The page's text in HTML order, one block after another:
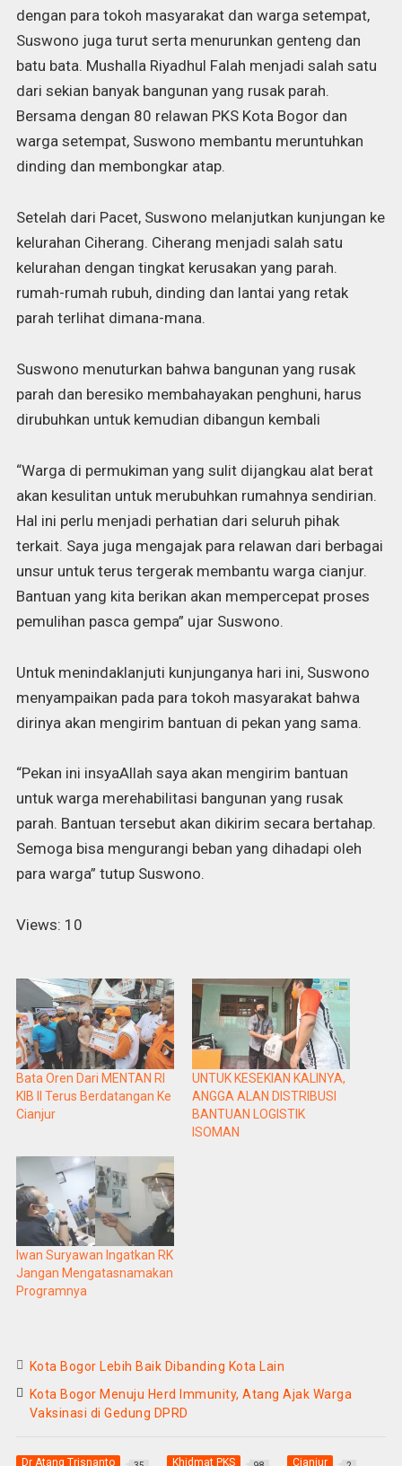
dengan para tokoh masyarakat dan warga setempat,
Suswono juga turut serta menurunkan genteng dan
batu bata. Mushalla Riyadhul Falah menjadi salah satu
dari sekian banyak bangunan yang rusak parah.
Bersama dengan 80 relawan PKS Kota Bogor dan
warga setempat, Suswono membantu meruntuhkan
dinding dan membongkar atap.
Setelah dari Pacet, Suswono melanjutkan kunjungan ke
kelurahan Ciherang. Ciherang menjadi salah satu
kelurahan dengan tingkat kerusakan yang parah.
rumah-rumah rubuh, dinding dan lantai yang retak
parah terlihat dimana-mana.
Suswono menuturkan bahwa bangunan yang rusak
parah dan beresiko membahayakan penghuni, harus
dirubuhkan untuk kemudian dibangun kembali
“Warga di permukiman yang sulit dijangkau alat berat
akan kesulitan untuk merubuhkan rumahnya sendirian.
Hal ini perlu menjadi perhatian dari seluruh pihak
terkait. Saya juga mengajak para relawan dari berbagai
unsur untuk terus tergerak membantu warga cianjur.
Bantuan yang kita berikan akan mempercepat proses
pemulihan pasca gempa” ujar Suswono.
Untuk menindaklanjuti kunjunganya hari ini, Suswono
menyampaikan pada para tokoh masyarakat bahwa
dirinya akan mengirim bantuan di pekan yang sama.
“Pekan ini insyaAllah saya akan mengirim bantuan
untuk warga merehabilitasi bangunan yang rusak
parah. Bantuan tersebut akan dikirim secara bertahap.
Semoga bisa mengurangi beban yang dihadapi oleh
para warga” tutup Suswono.
Views: 10
Bata Oren Dari MENTAN RI
KIB II Terus Berdatangan Ke
Cianjur
UNTUK KESEKIAN KALINYA,
ANGGA ALAN DISTRIBUSI
BANTUAN LOGISTIK
ISOMAN
Iwan Suryawan Ingatkan RK
Jangan Mengatasnamakan
Programnya
Kota Bogor Lebih Baik Dibanding Kota Lain
Kota Bogor Menuju Herd Immunity, Atang Ajak Warga
Vaksinasi di Gedung DPRD
Dr Atang Trisnanto Khidmat PKS Cianjur